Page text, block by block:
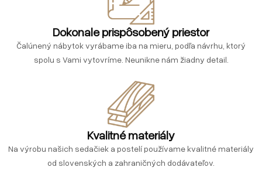
Dokonale prispôsobený priestor
Čalúnený nábytok vyrábame iba na mieru, podľa návrhu, ktorý
spolu s Vami vytovríme. Neunikne nám žiadny detail.
Kvalitné materiály
Na výrobu našich sedačiek a postelí používame kvalitné materiály
od slovenských a zahraničných dodávateľov.